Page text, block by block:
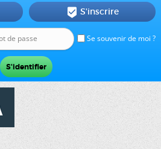
Se souvenir de moi ?
 S'inscrire